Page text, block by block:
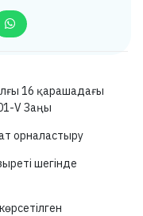
16 қарашадағы
V Заңы
орналастыру
шегінде
көрсетілген